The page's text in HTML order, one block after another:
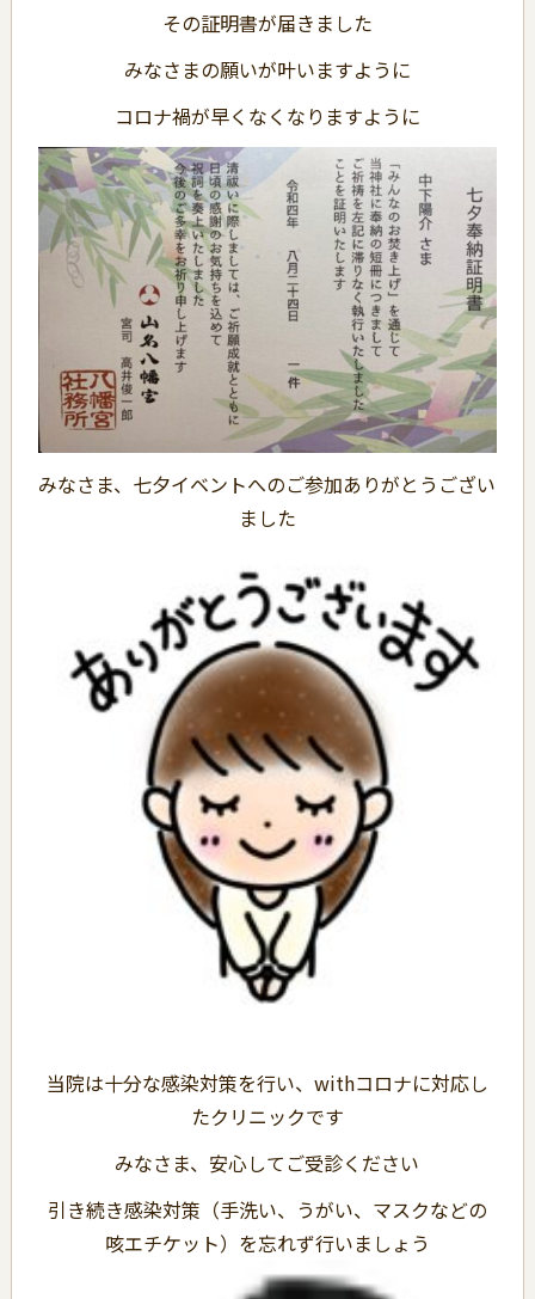
その証明書が届きました
みなさまの願いが叶いますように
コロナ禍が早くなくなりますように
みなさま、七夕イベントへのご参加ありがとうござい
ました
当院は十分な感染対策を行い、withコロナに対応し
たクリニックです
みなさま、安心してご受診ください
引き続き感染対策（手洗い、うがい、マスクなどの
咳エチケット）を忘れず行いましょう